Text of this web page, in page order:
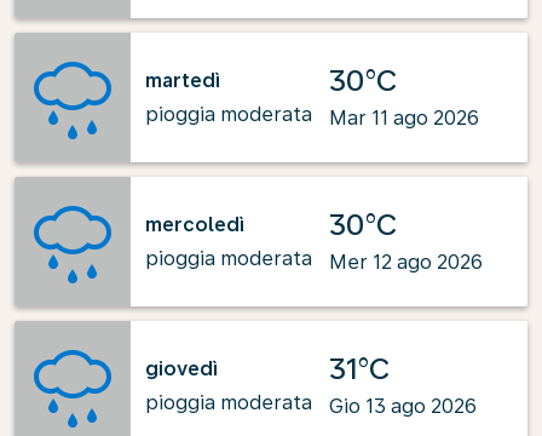
martedì
pioggia moderata
30°C
Mar 11 ago 2026
mercoledì
pioggia moderata
30°C
Mer 12 ago 2026
giovedì
pioggia moderata
31°C
Gio 13 ago 2026